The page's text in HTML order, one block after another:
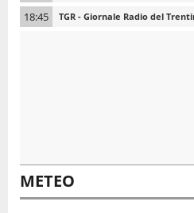
18:45 TGR - Giornale Radio del
METEO